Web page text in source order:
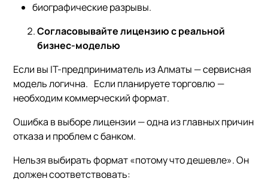
биографические разрывы.
Согласовывайте лицензию с реальной
бизнес-моделью
Если вы IT-предприниматель из Алматы — сервисная
модель логична. Если планируете торговлю —
необходим коммерческий формат.
Ошибка в выборе лицензии — одна из главных причин
отказа и проблем с банком.
Нельзя выбирать формат «потому что дешевле». Он
должен соответствовать: